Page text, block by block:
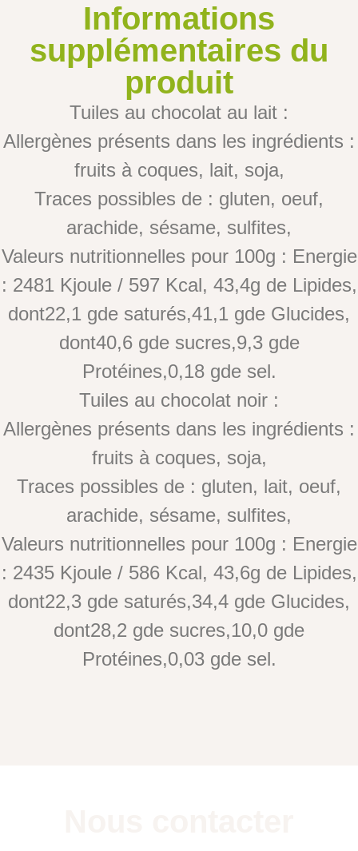
Informations
supplémentaires du
produit
Tuiles au chocolat au lait :
Allergènes présents dans les ingrédients :
fruits à coques, lait, soja,
Traces possibles de : gluten, oeuf,
arachide, sésame, sulfites,
Valeurs nutritionnelles pour 100g : Energie
: 2481 Kjoule / 597 Kcal, 43,4g de Lipides,
dont22,1 gde saturés,41,1 gde Glucides,
dont40,6 gde sucres,9,3 gde
Protéines,0,18 gde sel.
Tuiles au chocolat noir :
Allergènes présents dans les ingrédients :
fruits à coques, soja,
Traces possibles de : gluten, lait, oeuf,
arachide, sésame, sulfites,
Valeurs nutritionnelles pour 100g : Energie
: 2435 Kjoule / 586 Kcal, 43,6g de Lipides,
dont22,3 gde saturés,34,4 gde Glucides,
dont28,2 gde sucres,10,0 gde
Protéines,0,03 gde sel.